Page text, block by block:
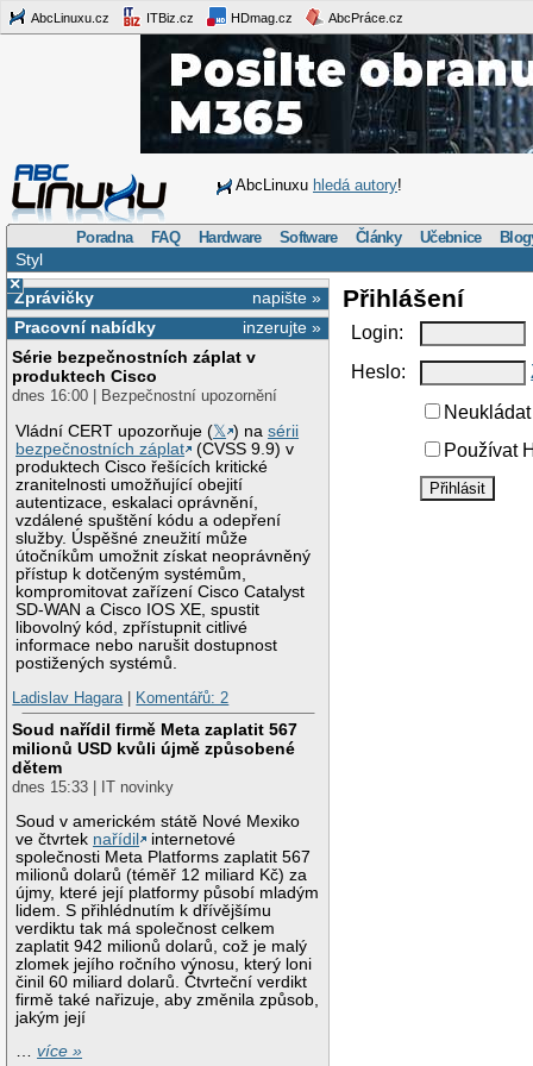
AbcLinuxu.cz ITBiz.cz HDmag.cz AbcPráce.cz
AbcLinuxu hledá autory!
Poradna FAQ Hardware Software Články Učebnice
Styl
×
napište »
Zprávičky
inzerujte »
Pracovní nabídky
Série bezpečnostních záplat v
produktech Cisco
dnes 16:00 | Bezpečnostní upozornění
Vládní CERT upozorňuje (𝕏 ) nasérii
bezpečnostních záplat
(CVSS 9.9) v
produktech Cisco řešících kritické
zranitelnosti umožňující obejití
autentizace, eskalaci oprávnění,
vzdálené spuštění kódu a odepření
služby. Úspěšné zneužití může
útočníkům umožnit získat neoprávněný
přístup k dotčeným systémům,
kompromitovat zařízení Cisco Catalyst
SD-WAN a Cisco IOS XE, spustit
libovolný kód, zpřístupnit citlivé
informace nebo narušit dostupnost
postižených systémů.
Ladislav Hagara| Komentářů: 2
Soud nařídil firmě Meta zaplatit 567
milionů USD kvůli újmě způsobené
dětem
dnes 15:33 | IT novinky
Soud v americkém státě Nové Mexiko
ve čtvrtek nařídil
internetové
společnosti Meta Platforms zaplatit 567
milionů dolarů (téměř 12 miliard Kč) za
újmy, které její platformy působí mladým
lidem. S přihlédnutím k dřívějšímu
verdiktu tak má společnost celkem
zaplatit 942 milionů dolarů, což je malý
zlomek jejího ročního výnosu, který loni
činil 60 miliard dolarů. Čtvrteční verdikt
firmě také nařizuje, aby změnila způsob,
jakým její
…více »
Přihlášení
Login:
Heslo:
Používat